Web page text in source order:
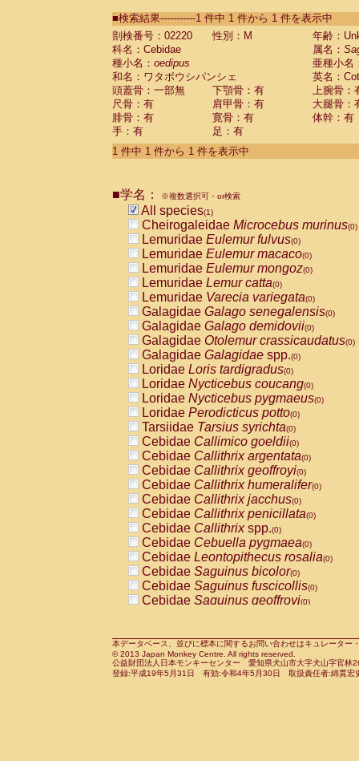
CebidaeSaguinus labiatus(0)
Cebidae Saguinus leucopus (0)
Cebidae
Cebidae
CebidaeSaguinus nigricollis (0)
Cebidae Saguinus oedipus
Cebidae Saguinus weddelli
Cebidae Saguinusspp.
Cebidae Aotus trivirgatus
Cebidae Cebus albifrons
CebidaeCebus nigrivittatus
CebidaeCebus
CebidaeSaimiri boliviensis(0)
CebidaeSaimiri sciureus(0)
AtelidaeAlouatta caraya(0)
AtelidaeAlouatta fusca(0)
AtelidaeAlouatta seniculus
AtelidaeAlouattaspp.(0)
AtelidaeAteles belzebuth(0)
AtelidaeAteles geoffroyi(0)
AtelidaeAteles paniscus(0)
AtelidaeAtelesspp.(0)
Atelidae Lagothrix lagothricha
AtelidaeLagothrix lagothricha cana
PitheciidaeCacajao calvus
PitheciidaeCallicebus cupreus
PitheciidaeCallicebus donacophilus
PitheciidaeCallicebus moloch
PitheciidaeCallicebus torquatus
PitheciidaeCallicebusspp.(0)
PitheciidaeChiropotes satanas(0)
PitheciidaePithecia monachus
PitheciidaePithecia pithecia(0)
CercopithecidaeCercocebus agilis
CercopithecidaeCercocebus
CercopithecidaeCercocebus
CercopithecidaeCercocebus
CercopithecidaeCercocebus
CercopithecidaeCercocebushybrid
CercopithecidaePapio anubis(0)
CercopithecidaePapio cynocephalus
CercopithecidaePapio hamadryas(0)
■検索結果-----------1 件中 1 件から 1 件を表示中
剖検番号：02220
性別：M
年齢：
科名：Cebidae
属名：
種小名： oedipus
亜種小名
和名：ワタボウシパンシェ
英名：
頭蓋骨：一部無
下顎骨：有
上腕骨：
尺骨：有
肩甲骨：有
大腿骨：
腓骨：有
寛骨：有
体幹：有
手：有
足：有
1 件中 1 件から 1 件を表示中
■学名： ※複数選択可・or検索
All species(1)
Cheirogaleidae Microcebus murinus(0)
Lemuridae Eulemur fulvus(0)
Lemuridae Eulemur macaco(0)
Lemuridae Eulemur mongoz(0)
Lemuridae Lemur catta(0)
Lemuridae Varecia variegata(0)
Galagidae Galago senegalensis(0)
Galagidae Galago demidovii(0)
Galagidae Otolemur crassicaudatus(0)
Galagidae Galagidae spp.(0)
Loridae Loris tardigradus(0)
Loridae Nycticebus coucang(0)
Loridae Nycticebus pygmaeus(0)
Loridae Perodicticus potto(0)
Tarsiidae Tarsius syrichta(0)
Cebidae Callimico goeldii(0)
Cebidae Callithrix argentata(0)
Cebidae Callithrix geoffroyi(0)
Cebidae Callithrix humeralifer(0)
Cebidae Callithrix jacchus(0)
Cebidae Callithrix penicillata(0)
Cebidae Callithrixspp.(0)
Cebidae Cebuella pygmaea(0)
Cebidae Leontopithecus rosalia(0)
Cebidae Saguinus bicolor(0)
Cebidae Saguinus fuscicollis(0)
Cebidae Saguinus geoffroyi(0)
CebidaeSaguinus leucopus(0)
CebidaeSaguinus midas(0)
Cebidae Saguinus mystax(0)
本データベース、並びに標本に関するお問い合わせはキュレータ
© 2013 Japan Monkey Centre. All rights reserved.
公益財団法人日本モンキーセンター 愛知県犬山市大字犬山字官
登録:平成19年5月31日 有効:令和4年5月30日 取扱責任者:綿貫宏